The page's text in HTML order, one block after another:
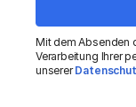
Mit dem Absenden
Verarbeitung Ihrer
unserer